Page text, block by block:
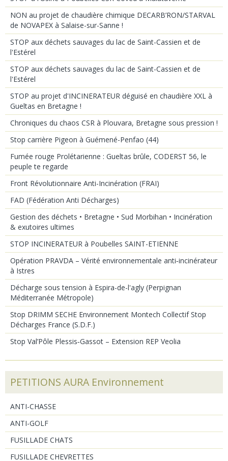
NON au projet de chaudière chimique DECARB’RON/STARVAL
de NOVAPEX à Salaise-sur-Sanne !
STOP aux déchets sauvages du lac de Saint-Cassien et de
l'Estérel
STOP aux déchets sauvages du lac de Saint-Cassien et de
l'Estérel
STOP au projet d'INCINERATEUR déguisé en chaudière XXL à
Gueltas en Bretagne !
Chroniques du chaos CSR à Plouvara, Bretagne sous pression !
Stop carrière Pigeon à Guémené-Penfao (44)
Fumée rouge Prolétarienne : Gueltas brûle, CODERST 56, le
peuple te regarde
Front Révolutionnaire Anti-Incinération (FRAI)
FAD (Fédération Anti Décharges)
Gestion des déchets • Bretagne • Sud Morbihan • Incinération
& exutoires ultimes
STOP INCINERATEUR à Poubelles SAINT-ETIENNE
Opération PRAVDA – Vérité environnementale anti‑incinérateur
à Istres
Décharge sous tension à Espira-de-l'agly (Perpignan
Méditerranée Métropole)
Stop DRIMM SECHE Environnement Montech Collectif Stop
Décharges France (S.D.F.)
Stop Val’Pôle Plessis‑Gassot – Extension REP Veolia
PETITIONS AURA Environnement
ANTI-CHASSE
ANTI-GOLF
FUSILLADE CHATS
FUSILLADE CHEVRETTES